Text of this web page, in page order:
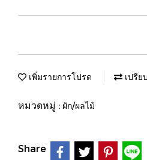
เพิ่มรายการโปรด เปรีย
หมวดหมู่ : ผัก/ผลไม้
Share